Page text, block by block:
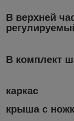
В верхней
В комплект
каркас
крыша с